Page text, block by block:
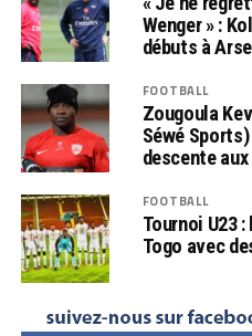
Wenger » :
débuts à
FOOTBALL
Zougoula
Séwé
descente
FOOTBALL
Tournoi U23
Togo avec